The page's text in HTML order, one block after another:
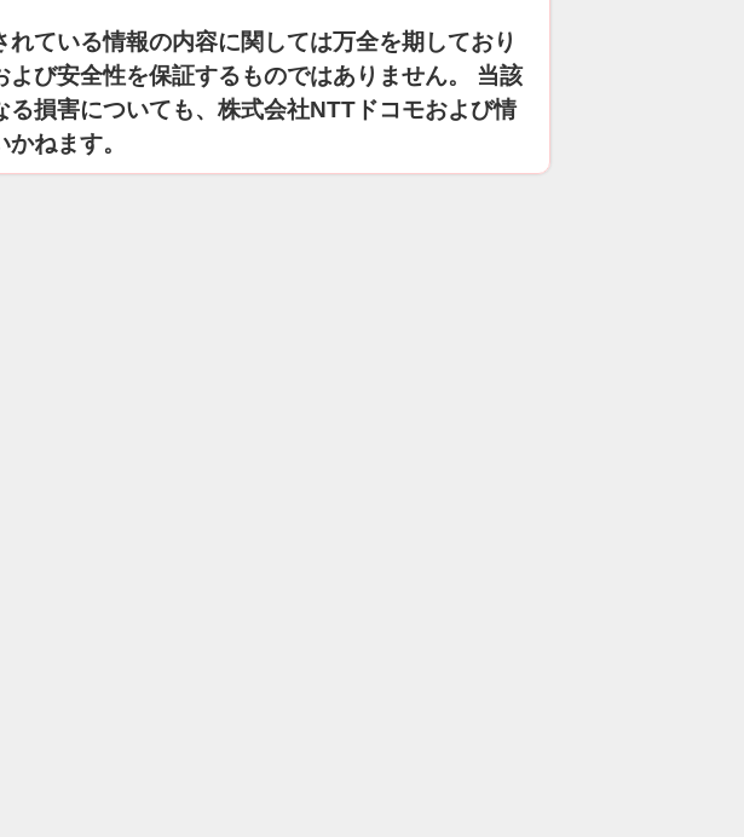
ている情報の内容に関しては万全を期しており
よび安全性を保証するものではありません。 当該
る損害についても、株式会社NTTドコモおよび情
ねます。